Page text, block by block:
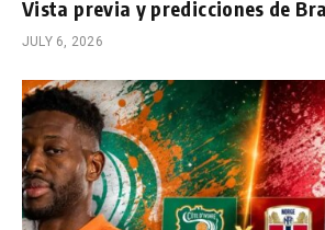
Vista previa y predicciones de
JULY 6, 2026